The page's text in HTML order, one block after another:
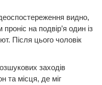
видно,
на подвір’я один із
Після цього чоловік
заходів
та місця, де міг